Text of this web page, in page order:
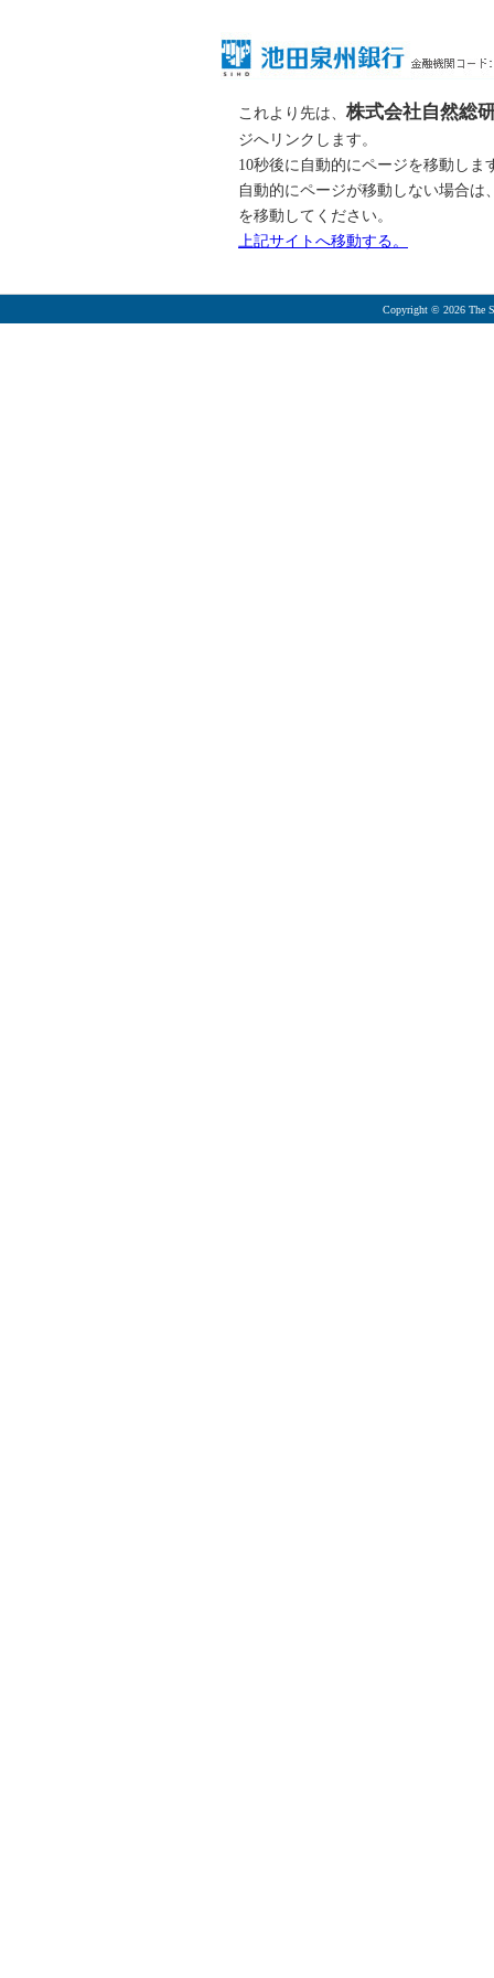
これより先は、 株式会社自然総
ジへリンクします。
10秒後に自動的にページを移動しま
自動的にページが移動しない場合
を移動してください。
上記サイトへ移動する。
Copyright © 2026 The